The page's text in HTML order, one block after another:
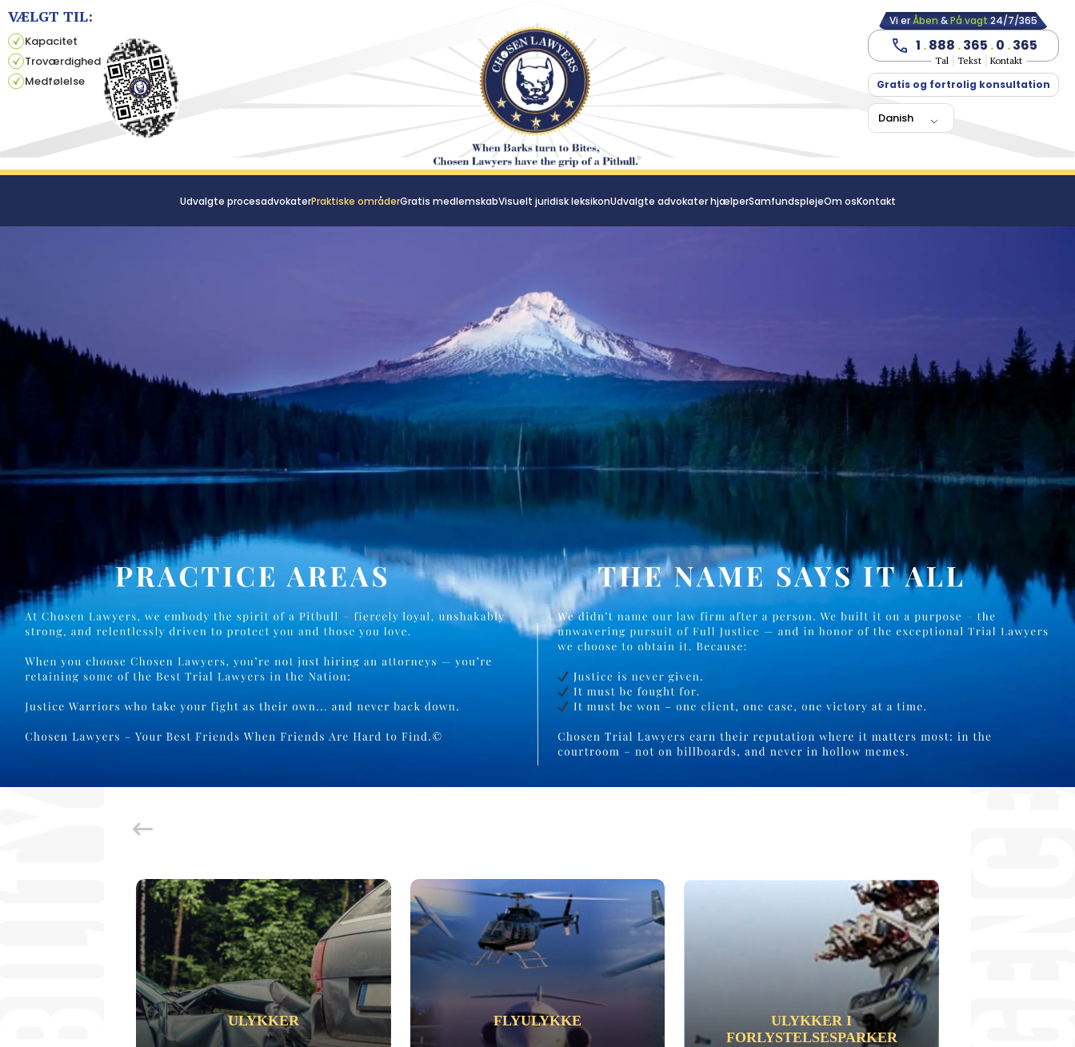
VÆLGT TIL:
Kapacitet
Troværdighed
Medfølelse
Vi erÅben&På vagt24/7/365
1 .888 .365 .0 .365
Tal Tekst Kontakt
Gratis og fortrolig konsultation
Danish
Udvalgte procesadvokaterPraktiske områderGratis medlemskabVisuelt juridisk leksikonUdvalgte advokater hjælperSamfundsplejeOm osKontakt
ULYKKER FLYULYKKE
ULYKKER I
FORLYSTELSESPARKER